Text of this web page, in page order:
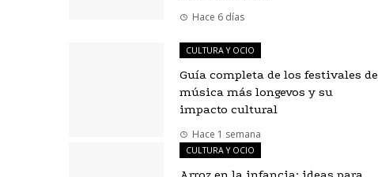
Hace 6 días
CULTURA Y OCIO
Guía completa de los festivales de
música más longevos y su
impacto cultural
Hace 1 semana
CULTURA Y OCIO